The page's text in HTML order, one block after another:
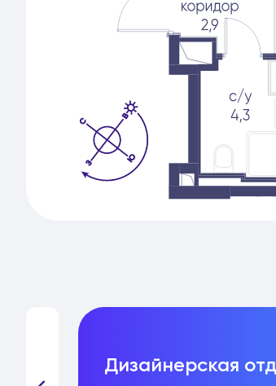
Дизайнерская